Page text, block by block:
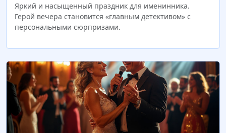
Яркий и насыщенный праздник для именинника.
Герой вечера становится «главным детективом» с
персональными сюрпризами.